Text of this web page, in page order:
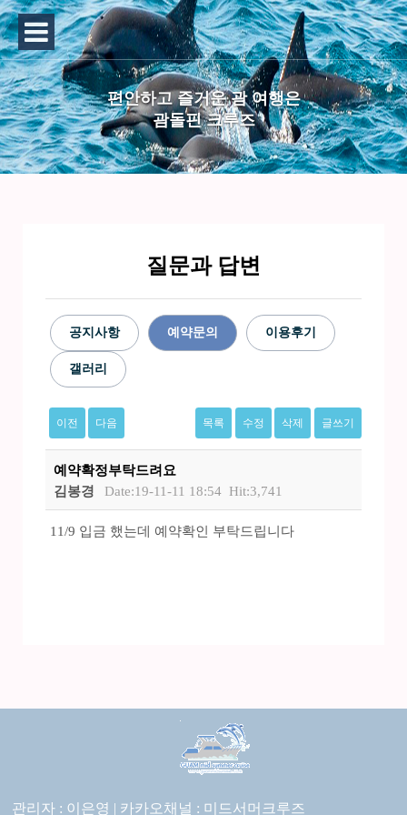
편안하고 즐거운 괌 여행은
괌돌핀 크루즈
질문과 답변
공지사항 예약문의 이용후기
갤러리
이전 다음 목록 수정 삭제 글쓰기
예약확정부탁드려요
김봉경
Date:19-11-11 18:54 Hit:3,741
11/9 입금 했는데 예약확인 부탁드립니다
관리자 : 이은영 | 카카오채널 : 미드서머크루즈